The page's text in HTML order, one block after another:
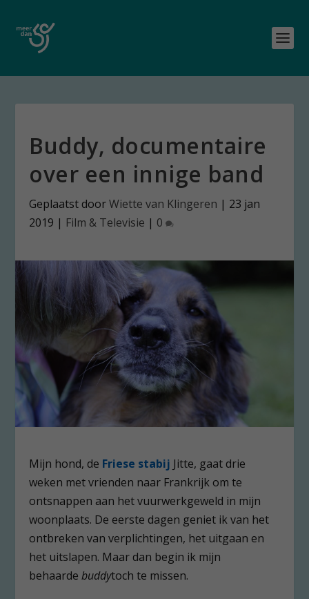
Buddy, documentaire
over een innige band
Geplaatst doorWiette van Klingeren | 23 jan
2019 | Film & Televisie | 0
Mijn hond, de Friese stabij Jitte, gaat drie
weken met vrienden naar Frankrijk om te
ontsnappen aan het vuurwerkgeweld in mijn
woonplaats. De eerste dagen geniet ik van het
ontbreken van verplichtingen, het uitgaan en
het uitslapen. Maar dan begin ik mijn
behaarde buddytoch te missen.